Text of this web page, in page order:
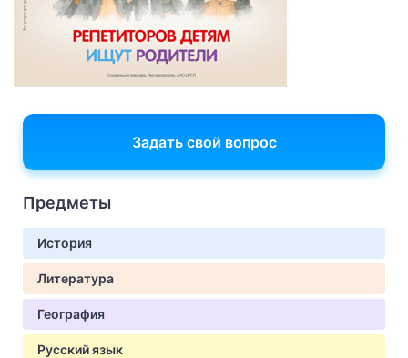
Задать свой вопрос
Предметы
История
Литература
География
Русский язык